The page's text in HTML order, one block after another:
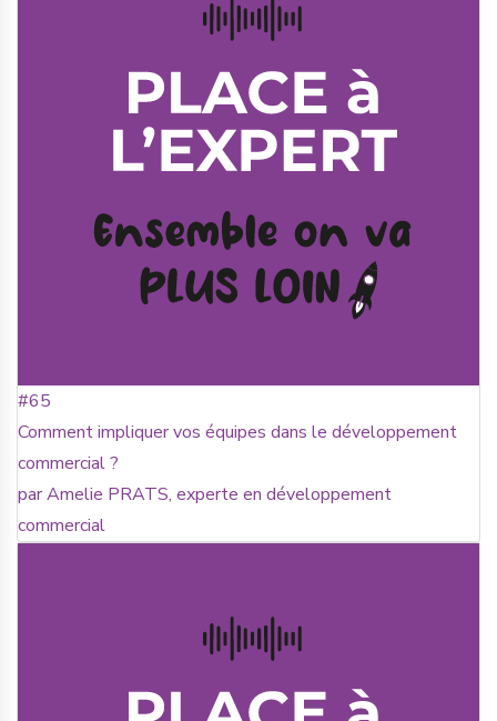
#65
Comment impliquer vos équipes dans le développement
commercial ?
par Amelie PRATS, experte en développement
commercial